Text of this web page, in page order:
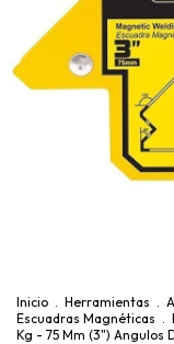
Inicio . Herramientas .
Escuadras Magnéticas .
Kg - 75 Mm (3") Angulos